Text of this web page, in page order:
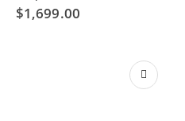
$1,699.00